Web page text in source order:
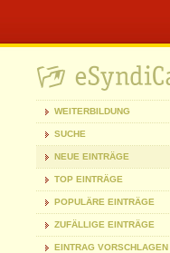
WEITERBILDUNG
SUCHE
NEUE EINTRÄGE
TOP EINTRÄGE
POPULÄRE EINTRÄGE
ZUFÄLLIGE EINTRÄGE
EINTRAG VORSCHLAGEN